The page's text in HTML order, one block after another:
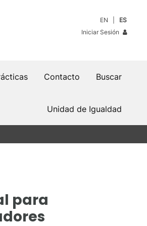
EN
ES
Iniciar Sesión
Buscar
Contacto
Unidad de Igualdad
para